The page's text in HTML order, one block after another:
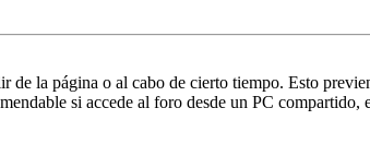
la página o al cabo de cierto tiempo. Esto
si accede al foro desde un PC